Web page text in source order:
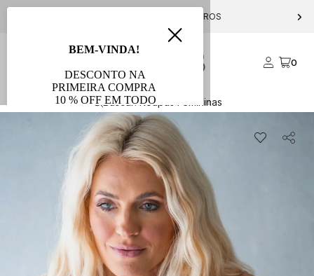
PARCELE EM ATÉ 10X S/ JUROS
0